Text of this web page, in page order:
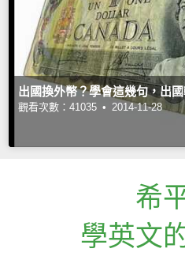
出國換外幣？學會這幾句，出
觀看次數：41035 • 2014-11-28
希
學英文